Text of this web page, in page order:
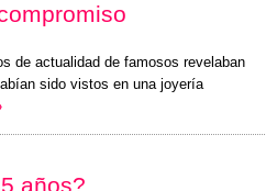
de actualidad de famosos revelaban
sido vistos en una joyería
años?